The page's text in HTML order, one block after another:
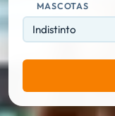
MASCOTAS